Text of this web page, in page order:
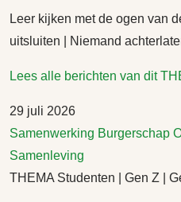
Leer kijken met de ogen van
uitsluiten | Niemand
Lees alle berichten van dit
29 juli 2026
Samenwerking Burgerschap
Samenleving
THEMA Studenten | Gen Z |